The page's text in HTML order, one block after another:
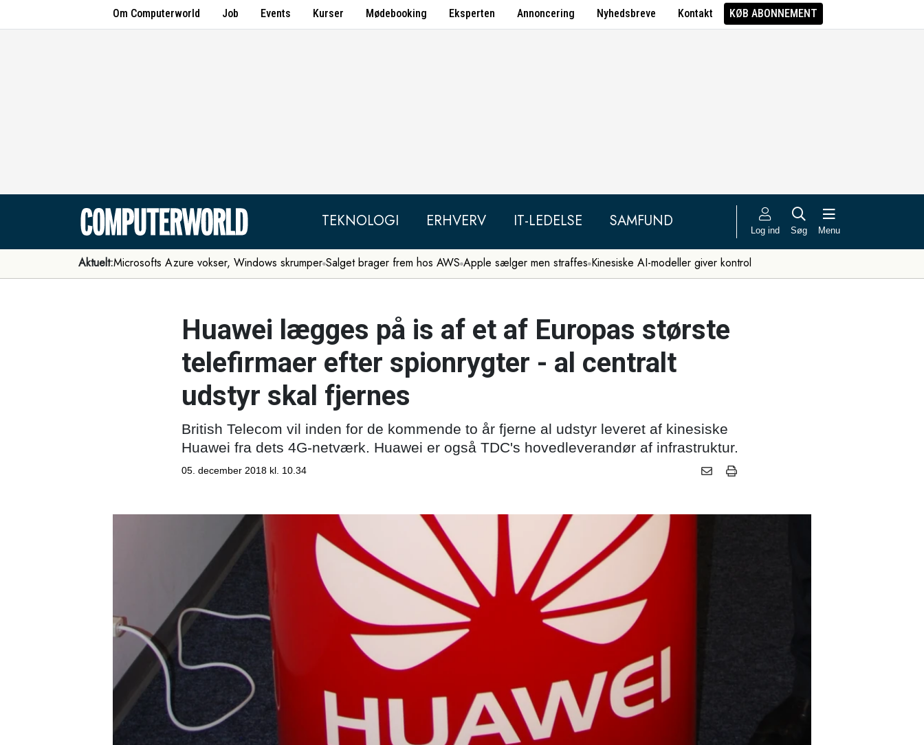
Om Computerworld Job Events Kurser Mødebooking Eksperten Annoncering Nyhedsbreve Kontakt KØB ABONNEMENT
TEKNOLOGI ERHVERV IT-LEDELSE SAMFUND Log ind Søg Menu
Aktuelt:Microsofts Azure vokser, Windows skrumper Salget brager frem hos AWS Apple sælger men straffes Kinesiske AI-modeller giver kontrol
Huawei lægges på is af et af Europas største
telefirmaer efter spionrygter - al centralt
udstyr skal fjernes
British Telecom vil inden for de kommende to år fjerne al udstyr leveret af kinesiske
Huawei fra dets 4G-netværk. Huawei er også TDC's hovedleverandør af infrastruktur.
05. december 2018 kl. 10.34